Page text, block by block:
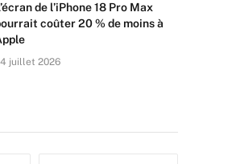
de l’iPhone 18 Pro Max
coûter 20 % de moins à
juillet 2026